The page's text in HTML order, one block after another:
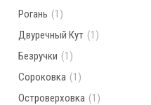
Рогань (1)
Двуречный Кут (1)
Безручки (1)
Сороковка (1)
Островерховка (1)